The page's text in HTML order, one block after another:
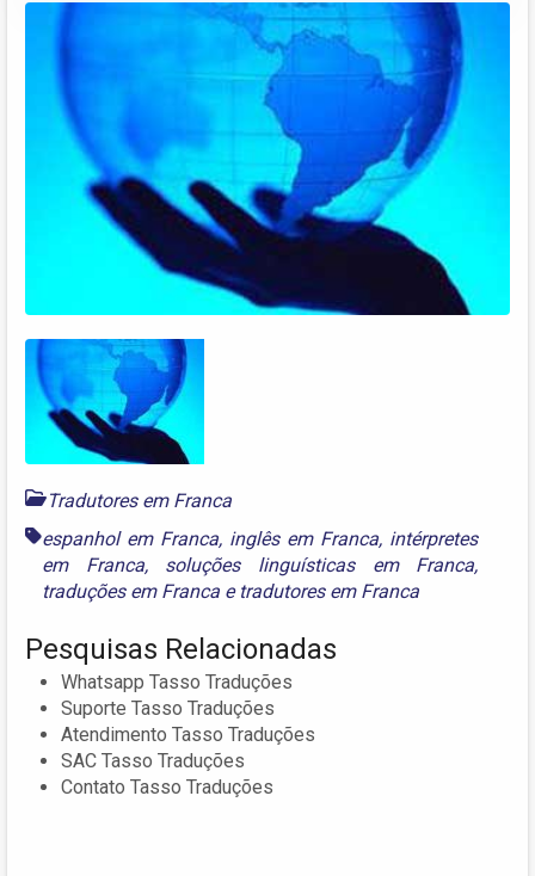
Tradutores em Franca
espanhol em Franca, inglês em Franca, intérpretes
em Franca, soluções linguísticas em Franca,
traduções em Franca e tradutores em Franca
Pesquisas Relacionadas
Whatsapp Tasso Traduções
Suporte Tasso Traduções
Atendimento Tasso Traduções
SAC Tasso Traduções
Contato Tasso Traduções